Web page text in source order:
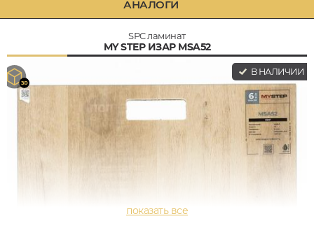
АНАЛОГИ
SPC ламинат
MY STEP ИЗАР MSA52
В НАЛИЧИИ